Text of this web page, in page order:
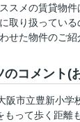
スメの賃貸物
取り扱ってい
せた物件のご紹
のコメント(
阪市立豊新小学
もって歩く距離